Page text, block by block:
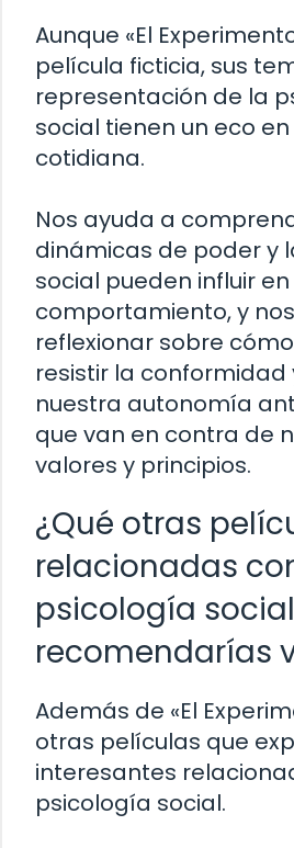
Aunque «El
película ficticia, sus
representación de la
social tienen un eco
cotidiana.
Nos ayuda a
dinámicas de poder y
social pueden influir
comportamiento, y
reflexionar sobre
resistir la
nuestra autonomía
que van en contra de
valores y principios.
¿Qué otras
relacionadas
psicología social
recomendarías
Además de «El
otras películas que
interesantes
psicología social.